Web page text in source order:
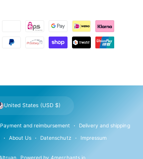
. Powered by 4merchants.io
Payment and reimbursement Delivery and shipping
About Us Datenschutz Impressum
United States (USD $)